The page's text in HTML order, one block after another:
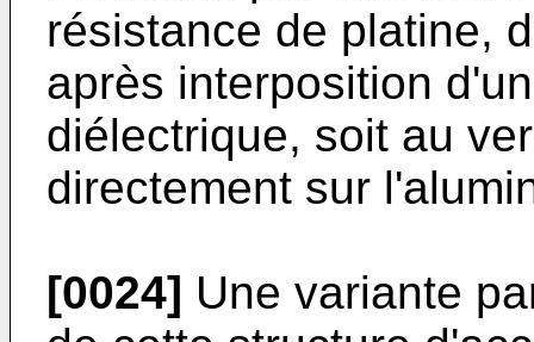
résistance de platine,
après interposition
diélectrique, soit au
directement sur
[0024] Une variante